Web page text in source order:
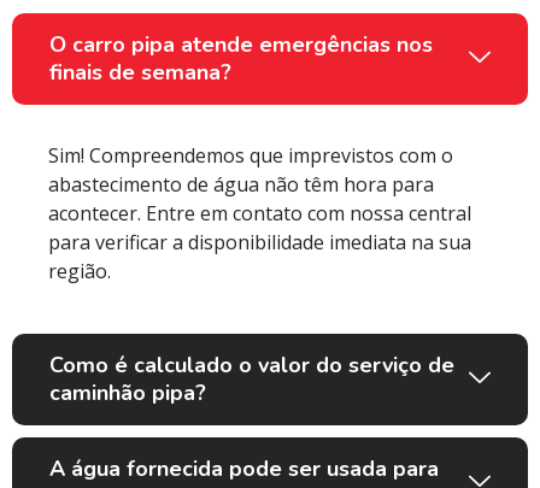
O carro pipa atende emergências nos
finais de semana?
Sim! Compreendemos que imprevistos com o
abastecimento de água não têm hora para
acontecer. Entre em contato com nossa central
para verificar a disponibilidade imediata na sua
região.
Como é calculado o valor do serviço de
caminhão pipa?
A água fornecida pode ser usada para